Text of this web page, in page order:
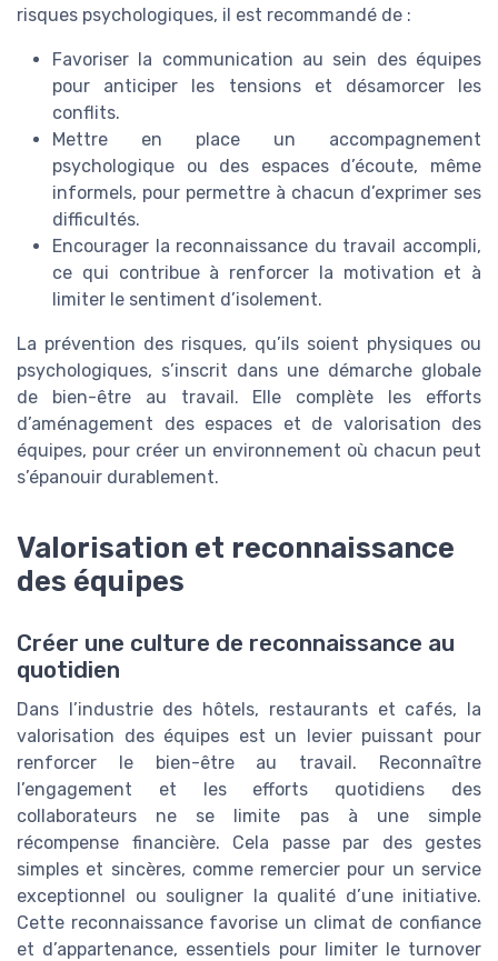
risques psychologiques, il est recommandé de :
Favoriser la communication au sein des équipes
pour anticiper les tensions et désamorcer les
conflits.
Mettre en place un accompagnement
psychologique ou des espaces d’écoute, même
informels, pour permettre à chacun d’exprimer ses
difficultés.
Encourager la reconnaissance du travail accompli,
ce qui contribue à renforcer la motivation et à
limiter le sentiment d’isolement.
La prévention des risques, qu’ils soient physiques ou
psychologiques, s’inscrit dans une démarche globale
de bien-être au travail. Elle complète les efforts
d’aménagement des espaces et de valorisation des
équipes, pour créer un environnement où chacun peut
s’épanouir durablement.
Valorisation et reconnaissance
des équipes
Créer une culture de reconnaissance au
quotidien
Dans l’industrie des hôtels, restaurants et cafés, la
valorisation des équipes est un levier puissant pour
renforcer le bien-être au travail. Reconnaître
l’engagement et les efforts quotidiens des
collaborateurs ne se limite pas à une simple
récompense financière. Cela passe par des gestes
simples et sincères, comme remercier pour un service
exceptionnel ou souligner la qualité d’une initiative.
Cette reconnaissance favorise un climat de confiance
et d’appartenance, essentiels pour limiter le turnover